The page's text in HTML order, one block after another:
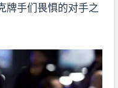
牌手们畏惧的对手之